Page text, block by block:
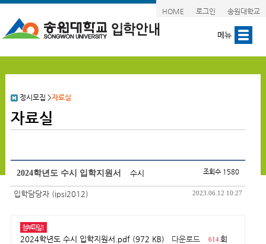
HOME 로그인 송원대학교
메뉴
정시모집 >자료실
자료실
2024학년도 수시 입학지원서 수시 조회수 1580
입학담당자 (ipsi2012) 2023.06.12 10:27
첨부파일1
2024학년도 수시 입학지원서.pdf (972 KB) 다운로드 614 회